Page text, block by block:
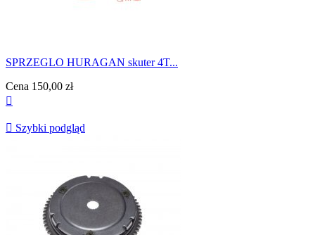
SPRZEGLO HURAGAN skuter 4T...
Cena 150,00 zł

 Szybki podgląd